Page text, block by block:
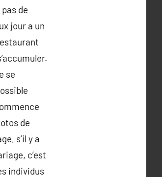
de
jour a un
se
de
s’il y a
c’est
individus